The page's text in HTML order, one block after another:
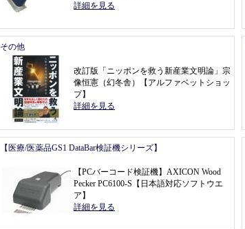
詳細を見る
その他
改訂版 「 ニッポンを救う新産業文明論 」 宗
像恒憲 （幻冬舎）【 アルファベットショッ
プ】
詳細を見る
【医療/医薬品GS1 DataBar検証機シリーズ】
【PCバーコード検証機】 AXICON Wood
Pecker PC6100-S 【 日本語対応ソフトウエ
ア 】
詳細を見る